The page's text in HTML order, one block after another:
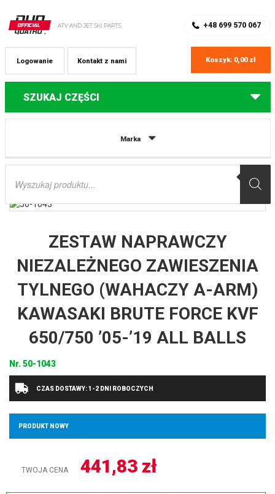
+48 699 570 067
Kontakt z nami
Logowanie Koszyk: 0,00 zł
SZUKAJ CZĘŚCI
Marka
Wyszukiwarka
Części do quadów Kawasaki
BRUTE FORCE KVF 650/750 ’05-’19 ALL BALLS
ZESTAW NAPRAWCZY
NIEZALEŻNEGO ZAWIESZENIA
TYLNEGO (WAHACZY A-ARM)
KAWASAKI BRUTE FORCE KVF
650/750 ’05-’19 ALL BALLS
Nr.50-1043
CZAS DOSTAWY: 1-2 DNI ROBOCZYCH
PRODUKT NOWY
TWOJA CENA 441,83 zł